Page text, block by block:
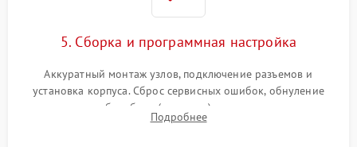
5. Сборка и программная настройка
Аккуратный монтаж узлов, подключение разъемов и
установка корпуса. Сброс сервисных ошибок, обнуление
счетчиков абсорбера (памперса) или узла переноса,
обновление прошивки и программная калибровка аппарата.
Подробнее